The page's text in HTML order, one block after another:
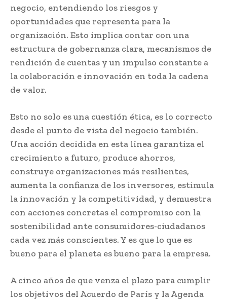
negocio, entendiendo los riesgos y
oportunidades que representa para la
organización. Esto implica contar con una
estructura de gobernanza clara, mecanismos de
rendición de cuentas y un impulso constante a
la colaboración e innovación en toda la cadena
de valor.
Esto no solo es una cuestión ética, es lo correcto
desde el punto de vista del negocio también.
Una acción decidida en esta línea garantiza el
crecimiento a futuro, produce ahorros,
construye organizaciones más resilientes,
aumenta la confianza de los inversores, estimula
la innovación y la competitividad, y demuestra
con acciones concretas el compromiso con la
sostenibilidad ante consumidores-ciudadanos
cada vez más conscientes. Y es que lo que es
bueno para el planeta es bueno para la empresa.
A cinco años de que venza el plazo para cumplir
los objetivos del Acuerdo de París y la Agenda